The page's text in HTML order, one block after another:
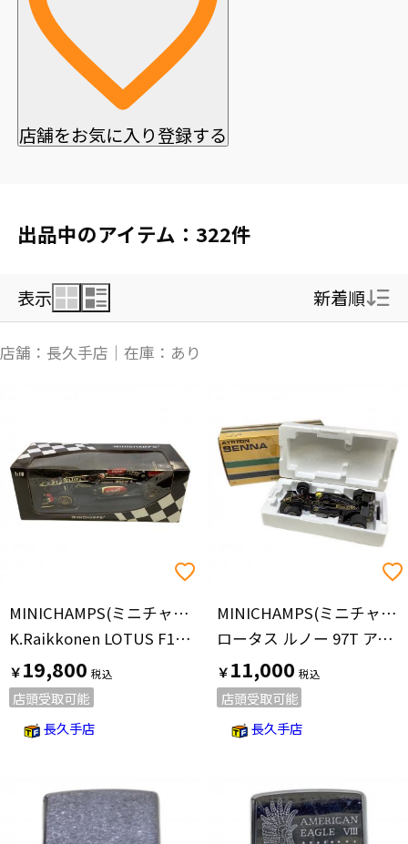
店舗をお気に入り登録する
出品中のアイテム：322件
表示 新着順
価格の安い順
価格の高い順
店舗：長久手店｜在庫：あり
MINICHAMPS(ミニチャンプス)
K.Raikkonen LOTUS F1 TEAM SHOWCAR2013 1：18 モデルカー
￥19,800
店頭受取可能
長久手店
MINICHAMPS(ミニチャンプス)
ロータス ルノー 97T アイルトン・セナ ポルトガルGP 1985 モデルカー パーツ割れ・一部欠品有
￥11,000
店頭受取可能
長久手店